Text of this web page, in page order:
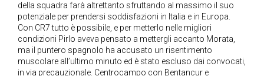
della squadra farà altrettanto sfruttando al massimo il suo
potenziale per prendersi soddisfazioni in Italia e in Europa.
Con CR7 tutto è possibile, e per metterlo nelle migliori
condizioni Pirlo aveva pensato a mettergli accanto Morata,
ma il puntero spagnolo ha accusato un risentimento
muscolare all’ultimo minuto ed è stato escluso dai convocati,
in via precauzionale. Centrocampo con Bentancur e